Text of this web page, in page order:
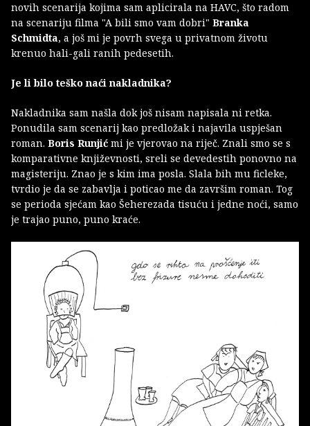
novih scenarija kojima sam aplicirala na HAVC, što radom
na scenariju filma "A bili smo vam dobri" Branka
Schmidta, a još mi je povrh svega u privatnom životu
krenuo hali-gali ranih pedesetih.
Je li bilo teško naći nakladnika?
Nakladnika sam našla dok još nisam napisala ni retka.
Ponudila sam scenarij kao predložak i najavila uspješan
roman. Boris Runjić mi je vjerovao na riječ. Znali smo se s
komparativne književnosti, sreli se devedestih ponovno na
magisteriju. Znao je s kim ima posla. Slala bih mu ficleke,
tvrdio je da se zabavlja i poticao me da završim roman. Tog
se perioda sjećam kao Šeherezada tisuću i jedne noći, samo
je trajao puno, puno kraće.